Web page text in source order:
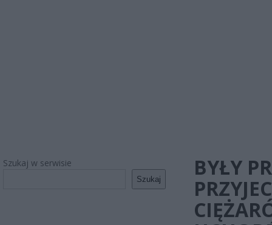
Szukaj w serwisie
Szukaj
BYŁY